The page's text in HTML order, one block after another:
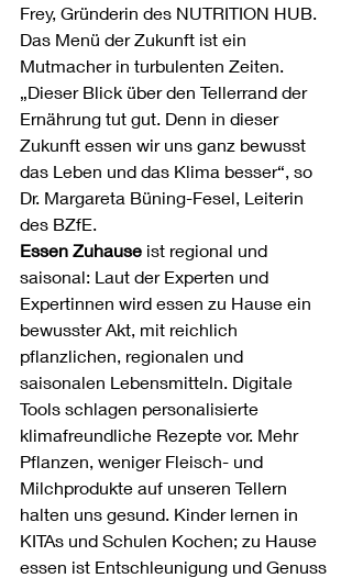
Frey, Gründerin des NUTRITION HUB.
Das Menü der Zukunft ist ein
Mutmacher in turbulenten Zeiten.
„Dieser Blick über den Tellerrand der
Ernährung tut gut. Denn in dieser
Zukunft essen wir uns ganz bewusst
das Leben und das Klima besser“, so
Dr. Margareta Büning-Fesel, Leiterin
des BZfE.
Essen Zuhause ist regional und
saisonal: Laut der Experten und
Expertinnen wird essen zu Hause ein
bewusster Akt, mit reichlich
pflanzlichen, regionalen und
saisonalen Lebensmitteln. Digitale
Tools schlagen personalisierte
klimafreundliche Rezepte vor. Mehr
Pflanzen, weniger Fleisch- und
Milchprodukte auf unseren Tellern
halten uns gesund. Kinder lernen in
KITAs und Schulen Kochen; zu Hause
essen ist Entschleunigung und Genuss